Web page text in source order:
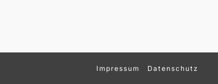
Impressum Datenschutz